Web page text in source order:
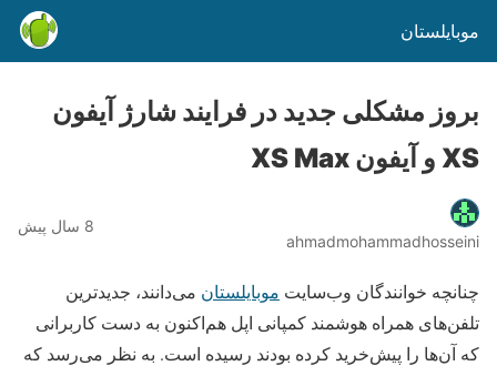
موبایلستان
بروز مشکلی جدید در فرایند شارژ آیفون
XS و آیفون XS Max
ahmadmohammadhosseini
8 سال پیش
چنانچه خوانندگان وب‌سایت موبایلستان می‌دانند، جدیدترین
تلفن‌های همراه هوشمند کمپانی اپل هم‌اکنون به دست کاربرانی
که آن‌ها را پیش‌خرید کرده بودند رسیده است. به نظر می‌رسد که